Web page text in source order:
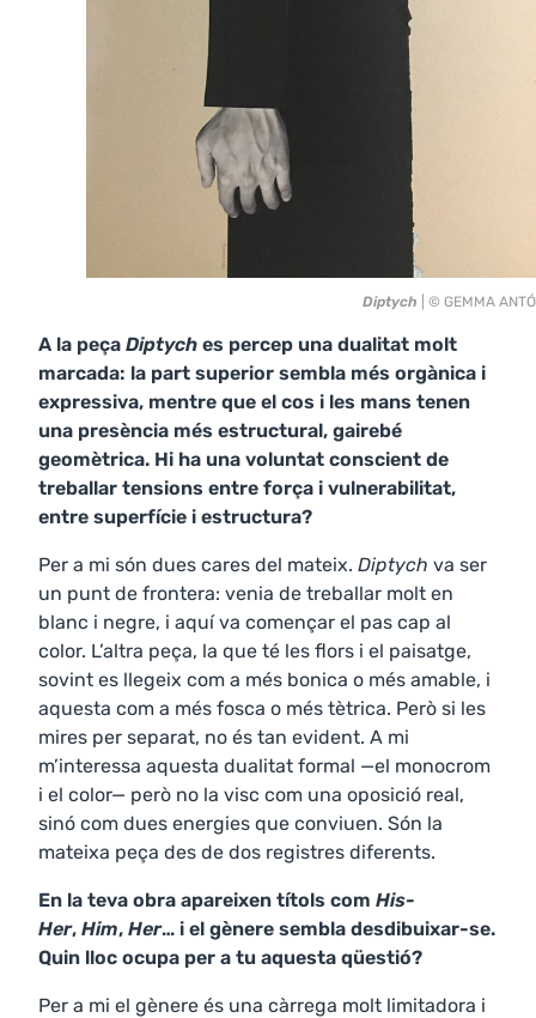
Diptych | © GEMMA
A la peça Diptych es percep una dualitat molt
marcada: la part superior sembla més orgànica i
expressiva, mentre que el cos i les mans tenen
una presència més estructural, gairebé
geomètrica. Hi ha una voluntat conscient de
treballar tensions entre força i vulnerabilitat,
entre superfície i estructura?
Per a mi són dues cares del mateix. Diptych va ser
un punt de frontera: venia de treballar molt en
blanc i negre, i aquí va començar el pas cap al
color. L’altra peça, la que té les flors i el paisatge,
sovint es llegeix com a més bonica o més amable, i
aquesta com a més fosca o més tètrica. Però si les
mires per separat, no és tan evident. A mi
m’interessa aquesta dualitat formal —el monocrom
i el color— però no la visc com una oposició real,
sinó com dues energies que conviuen. Són la
mateixa peça des de dos registres diferents.
En la teva obra apareixen títols com His-
Her, Him, Her… i el gènere sembla desdibuixar-se.
Quin lloc ocupa per a tu aquesta qüestió?
Per a mi el gènere és una càrrega molt limitadora i